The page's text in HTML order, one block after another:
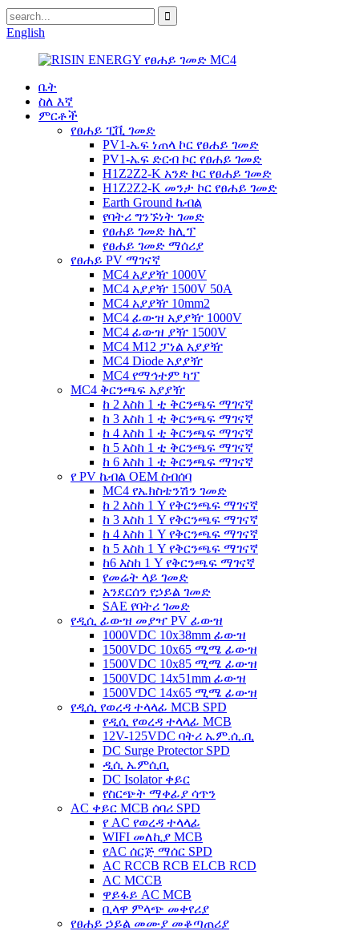
English
ቤት
ስለ እኛ
ምርቶች
የፀሐይ ፒቪ ገመድ
PV1-ኤፍ ነጠላ ኮር የፀሐይ ገመድ
PV1-ኤፍ ድርብ ኮር የፀሐይ ገመድ
H1Z2Z2-K አንድ ኮር የፀሐይ ገመድ
H1Z2Z2-K መንታ ኮር የፀሐይ ገመድ
Earth Ground ኬብል
የባትሪ ግንኙነት ገመድ
የፀሐይ ገመድ ክሊፕ
የፀሐይ ገመድ ማሰሪያ
የፀሐይ PV ማገናኛ
MC4 አያያዥ 1000V
MC4 አያያዥ 1500V 50A
MC4 አያያዥ 10mm2
MC4 ፊውዝ አያያዥ 1000V
MC4 ፊውዝ ያዥ 1500V
MC4 M12 ፓነል አያያዥ
MC4 Diode አያያዥ
MC4 የማኅተም ካፕ
MC4 ቅርንጫፍ አያያዥ
ከ 2 እስከ 1 ቲ ቅርንጫፍ ማገናኛ
ከ 3 እስከ 1 ቲ ቅርንጫፍ ማገናኛ
ከ 4 እስከ 1 ቲ ቅርንጫፍ ማገናኛ
ከ 5 እስከ 1 ቲ ቅርንጫፍ ማገናኛ
ከ 6 እስከ 1 ቲ ቅርንጫፍ ማገናኛ
የ PV ኬብል OEM ስብሰባ
MC4 የኤክስቴንሽን ገመድ
ከ 2 እስከ 1 Y የቅርንጫፍ ማገናኛ
ከ 3 እስከ 1 Y የቅርንጫፍ ማገናኛ
ከ 4 እስከ 1 Y የቅርንጫፍ ማገናኛ
ከ 5 እስከ 1 Y የቅርንጫፍ ማገናኛ
ከ6 እስከ 1 Y የቅርንጫፍ ማገናኛ
የመሬት ላይ ገመድ
አንደርሰን የኃይል ገመድ
SAE የባትሪ ገመድ
የዲሲ ፊውዝ መያዣ PV ፊውዝ
1000VDC 10x38mm ፊውዝ
1500VDC 10x65 ሚሜ ፊውዝ
1500VDC 10x85 ሚሜ ፊውዝ
1500VDC 14x51mm ፊውዝ
1500VDC 14x65 ሚሜ ፊውዝ
የዲሲ የወረዳ ተላላፊ MCB SPD
የዲሲ የወረዳ ተላላፊ MCB
12V-125VDC ባትሪ ኤም.ሲ.ቢ
DC Surge Protector SPD
ዲሲ ኤምሲቢ
DC Isolator ቀይር
የስርጭት ማቀፊያ ሳጥን
AC ቀይር MCB ሰባሪ SPD
የ AC የወረዳ ተላላፊ
WIFI መለኪያ MCB
የAC ሰርጅ ማሰር SPD
AC RCCB RCB ELCB RCD
AC MCCB
ዋይፋይ AC MCB
ቢላዋ ምላጭ መቀየሪያ
የፀሐይ ኃይል መሙያ መቆጣጠሪያ